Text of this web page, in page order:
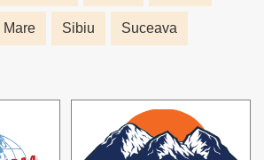
Mare Sibiu Suceava